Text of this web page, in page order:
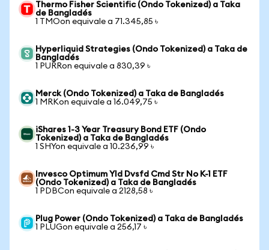
Thermo Fisher Scientific (Ondo Tokenized) a Taka
de Bangladés
1 TMOon equivale a 71.345,85 ৳
Hyperliquid Strategies (Ondo Tokenized) a Taka de
Bangladés
1 PURRon equivale a 830,39 ৳
Merck (Ondo Tokenized) a Taka de Bangladés
1 MRKon equivale a 16.049,75 ৳
iShares 1-3 Year Treasury Bond ETF (Ondo
Tokenized) a Taka de Bangladés
1 SHYon equivale a 10.236,99 ৳
Invesco Optimum Yld Dvsfd Cmd Str No K-1 ETF
(Ondo Tokenized) a Taka de Bangladés
1 PDBCon equivale a 2128,58 ৳
Plug Power (Ondo Tokenized) a Taka de Bangladés
1 PLUGon equivale a 256,17 ৳